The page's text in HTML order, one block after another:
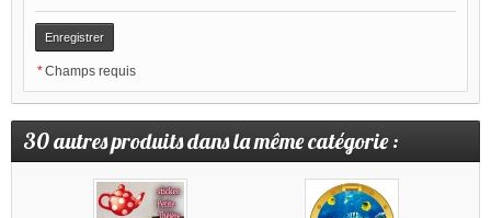
*Champs requis
30 autres produits dans la même catégorie :